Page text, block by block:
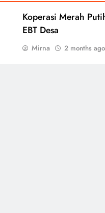
Koperasi Merah
EBT Desa
Mirna 2 months ago